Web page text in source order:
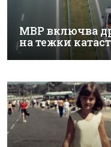
МВР включва
на тежки